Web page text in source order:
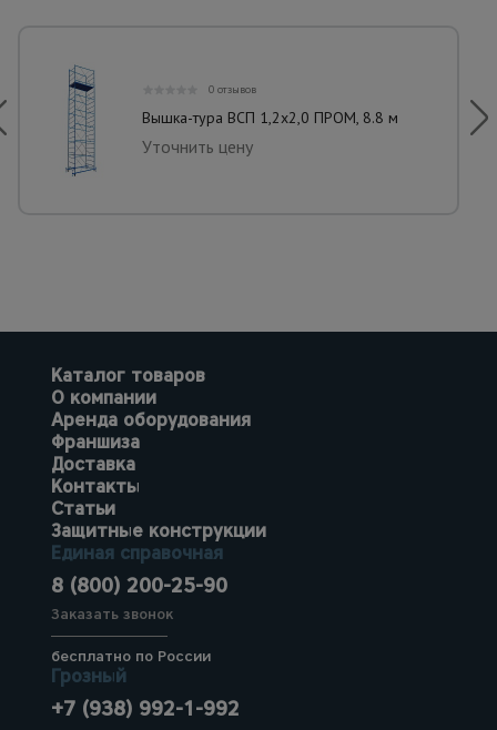
0 отзывов
Вышка-тура ВСП 1,2x2,0 ПРОМ, 8.8 м
Уточнить цену
Каталог товаров
О компании
Аренда оборудования
Франшиза
Доставка
Контакты
Статьи
Защитные конструкции
Единая справочная
8 (800) 200-25-90
Заказать звонок
бесплатно по России
Грозный
+7 (938) 992-1-992